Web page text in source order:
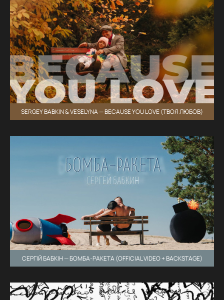
SERGEY BABKIN & VESELYNA — BECAUSE YOU LOVE (ТВОЯ ЛЮБОВ)
СЕРГІЙ БАБКІН — БОМБА-РАКЕТА (OFFICIAL VIDEO + BACKSTAGE)